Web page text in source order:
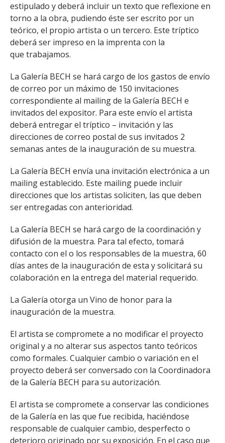
estipulado y deberá incluir un texto que reflexione en
torno a la obra, pudiendo éste ser escrito por un
teórico, el propio artista o un tercero. Este tríptico
deberá ser impreso en la imprenta con la
que trabajamos.
La Galería BECH se hará cargo de los gastos de envío
de correo por un máximo de 150 invitaciones
correspondiente al mailing de la Galería BECH e
invitados del expositor. Para este envío el artista
deberá entregar el tríptico – invitación y las
direcciones de correo postal de sus invitados 2
semanas antes de la inauguración de su muestra.
La Galería BECH envía una invitación electrónica a un
mailing establecido. Este mailing puede incluir
direcciones que los artistas soliciten, las que deben
ser entregadas con anterioridad.
La Galería BECH se hará cargo de la coordinación y
difusión de la muestra. Para tal efecto, tomará
contacto con el o los responsables de la muestra, 60
días antes de la inauguración de esta y solicitará su
colaboración en la entrega del material requerido.
La Galería otorga un Vino de honor para la
inauguración de la muestra.
El artista se compromete a no modificar el proyecto
original y a no alterar sus aspectos tanto teóricos
como formales. Cualquier cambio o variación en el
proyecto deberá ser conversado con la Coordinadora
de la Galería BECH para su autorización.
El artista se compromete a conservar las condiciones
de la Galería en las que fue recibida, haciéndose
responsable de cualquier cambio, desperfecto o
deterioro originado por su exposición. En el caso que